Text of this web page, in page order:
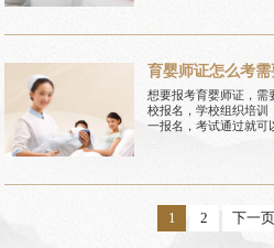
育婴师证怎么考
想要报考育婴师证，需
校报名，学校组织培训
一报名，考试通过就可
1 2 下一页